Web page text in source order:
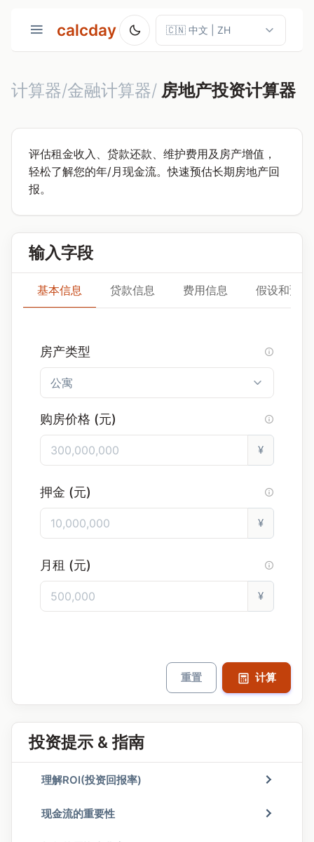
calcday
计算器/金融计算器/ 房地产投资计算器
评估租金收入、贷款还款、维护费用及房产增值，
轻松了解您的年/月现金流。快速预估长期房地产回
报。
输入字段
基本信息 贷款信息 费用信息 假设和预测
房产类型
购房价格 (元)
¥
押金 (元)
¥
月租 (元)
¥
重置 计算
投资提示 & 指南
理解ROI(投资回报率)
现金流的重要性